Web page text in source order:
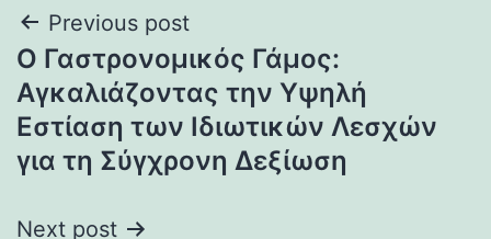
Post
navigation
Previous post
Ο Γαστρονομικός Γάμος:
Αγκαλιάζοντας την Υψηλή
Εστίαση των Ιδιωτικών Λεσχών
για τη Σύγχρονη Δεξίωση
Next post